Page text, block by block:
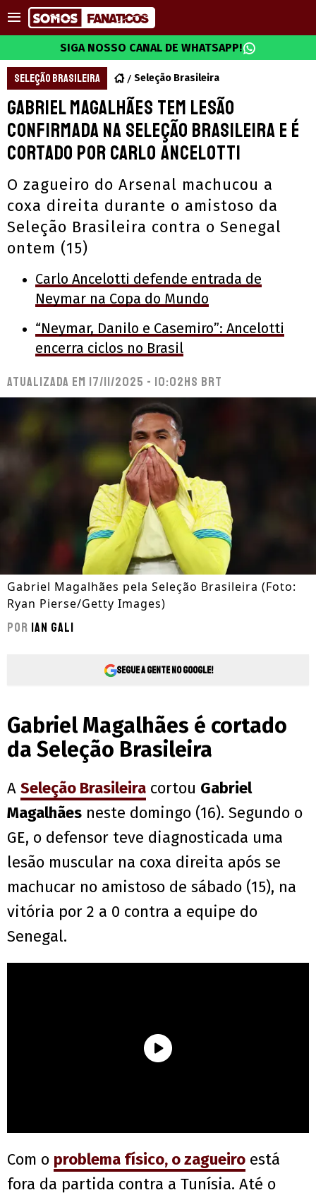
SIGA NOSSO CANAL DE WHATSAPP!
SELEÇÃO BRASILEIRA Seleção Brasileira
Gabriel Magalhães tem lesão
confirmada na Seleção Brasileira e é
cortado por Carlo Ancelotti
O zagueiro do Arsenal machucou a
coxa direita durante o amistoso da
Seleção Brasileira contra o Senegal
ontem (15)
Carlo Ancelotti defende entrada de
Neymar na Copa do Mundo
“Neymar, Danilo e Casemiro”: Ancelotti
encerra ciclos no Brasil
Atualizada em 17/11/2025 - 10:02hs BRT
Gabriel Magalhães pela Seleção Brasileira (Foto:
Ryan Pierse/Getty Images)
Por Ian Gali
Segue a gente no Google!
Gabriel Magalhães é cortado
da Seleção Brasileira
A Seleção Brasileira cortou Gabriel
Magalhães neste domingo (16). Segundo o
GE, o defensor teve diagnosticada uma
lesão muscular na coxa direita após se
machucar no amistoso de sábado (15), na
vitória por 2 a 0 contra a equipe do
Senegal.
Com o problema físico, o zagueiro está
fora da partida contra a Tunísia. Até o